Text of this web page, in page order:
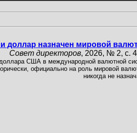
доллар назначен мировой
Совет директоров, 2026, № 2, с.
США в международной валютной
официально на роль мировой
никогда не